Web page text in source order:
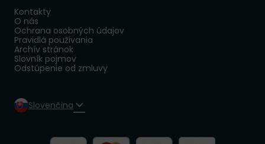
Kontakty
O nás
Ochrana osobných údajov
Pravidlá používania
Archív stránok
Slovník pojmov
Odstúpenie od zmluvy
Slovenčina